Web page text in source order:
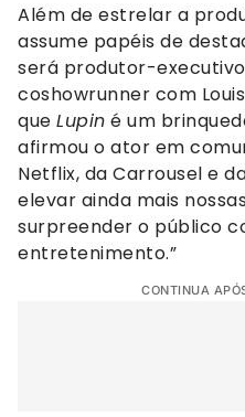
Além de estrelar a
assume papéis de
será produtor-
coshowrunner com
que Lupin é um
afirmou o ator em
Netflix, da Carrousel e
elevar ainda mais
surpreender o público
entretenimento.”
CONTINUA